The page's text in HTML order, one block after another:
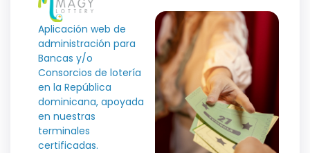
Aplicación web de
administración para
Bancas y/o
Consorcios de lotería
en la República
dominicana, apoyada
en nuestras
terminales
certificadas.